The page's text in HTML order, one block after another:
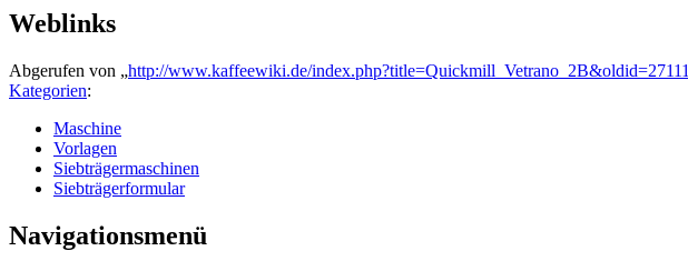
Weblinks
Abgerufen von „http://www.kaffeewiki.de/index.php?title=Quickmill_Vetrano_2B&oldid=27111
Kategorien:
Maschine
Vorlagen
Siebträgermaschinen
Siebträgerformular
Navigationsmenü